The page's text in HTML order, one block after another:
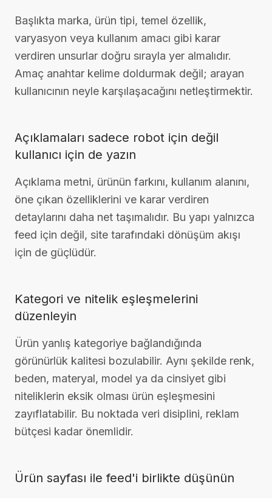
Başlıkta marka, ürün tipi, temel özellik,
varyasyon veya kullanım amacı gibi karar
verdiren unsurlar doğru sırayla yer almalıdır.
Amaç anahtar kelime doldurmak değil; arayan
kullanıcının neyle karşılaşacağını netleştirmektir.
Açıklamaları sadece robot için değil
kullanıcı için de yazın
Açıklama metni, ürünün farkını, kullanım alanını,
öne çıkan özelliklerini ve karar verdiren
detaylarını daha net taşımalıdır. Bu yapı yalnızca
feed için değil, site tarafındaki dönüşüm akışı
için de güçlüdür.
Kategori ve nitelik eşleşmelerini
düzenleyin
Ürün yanlış kategoriye bağlandığında
görünürlük kalitesi bozulabilir. Aynı şekilde renk,
beden, materyal, model ya da cinsiyet gibi
niteliklerin eksik olması ürün eşleşmesini
zayıflatabilir. Bu noktada veri disiplini, reklam
bütçesi kadar önemlidir.
Ürün sayfası ile feed'i birlikte düşünün